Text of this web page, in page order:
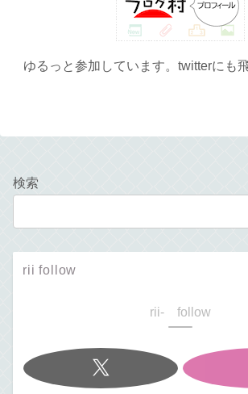
ゆるっと参加しています。twitterにも
検索
rii follow
rii- follow